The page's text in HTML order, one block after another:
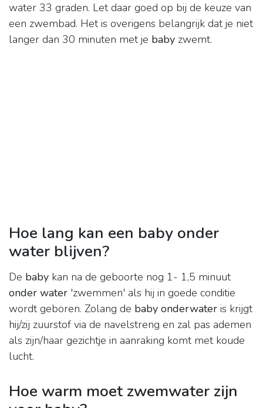
water 33 graden. Let daar goed op bij de keuze van
een zwembad. Het is overigens belangrijk dat je niet
langer dan 30 minuten met je baby zwemt.
Hoe lang kan een baby onder
water blijven?
De baby kan na de geboorte nog 1- 1,5 minuut
onder water 'zwemmen' als hij in goede conditie
wordt geboren. Zolang de baby onderwater is krijgt
hij/zij zuurstof via de navelstreng en zal pas ademen
als zijn/haar gezichtje in aanraking komt met koude
lucht.
Hoe warm moet zwemwater zijn